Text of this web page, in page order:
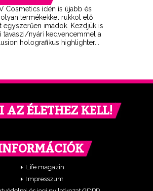
Cosmetics idén is újabb és
termékekkel rukkol elő
egyszerűen imádok. Kezdjük is
tavaszi/nyári kedvencemmel a
holografikus highlighter...
AZ ÉLETHEZ KELL!
Life magazin
Impresszum